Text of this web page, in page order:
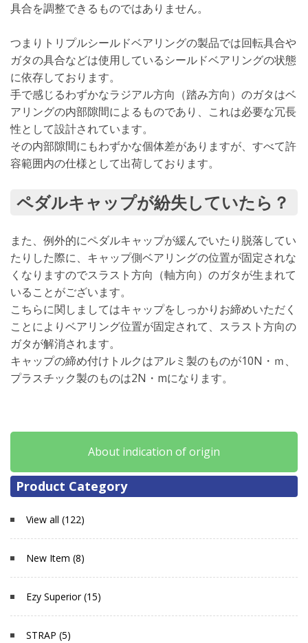
具合を調整できるものではありません。
つまりトリプルシールドベアリングの製品では回転具合や
ガタの具合などは使用しているシールドベアリングの状態
に依存しております。
手で感じるわずかなラジアル方向（踏み方向）のガタはベ
アリングの内部隙間によるものであり、これは必要な冗長
性として設計されています。
その内部隙間にもわずかな個体差がありますが、すべて許
容範囲内の仕様として出荷しております。
ペダルキャップが紛失していたら？
また、例外的にペダルキャップが緩んでいたり脱落してい
たりした際に、キャップ側ベアリングの位置が固定されな
くなりますのでスラスト方向（軸方向）のガタが生まれて
いることがございます。
こちらに関しましてはキャップをしっかりお締めいただく
ことによりベアリング位置が固定されて、スラスト方向の
ガタが解消されます。
キャップの締め付けトルクはアルミ製のものが10N・ｍ、
プラスチック製のものは2N・mになります。
About indication of origin
Product Category
View all (122)
New Item (8)
Ezy Superior (15)
STRAP (5)